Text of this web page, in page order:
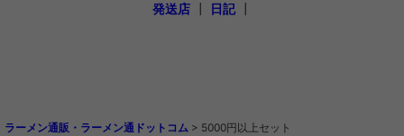
発送店
日記┃
ラーメン通販・ラーメン通ドットコム > 5000円以上セット